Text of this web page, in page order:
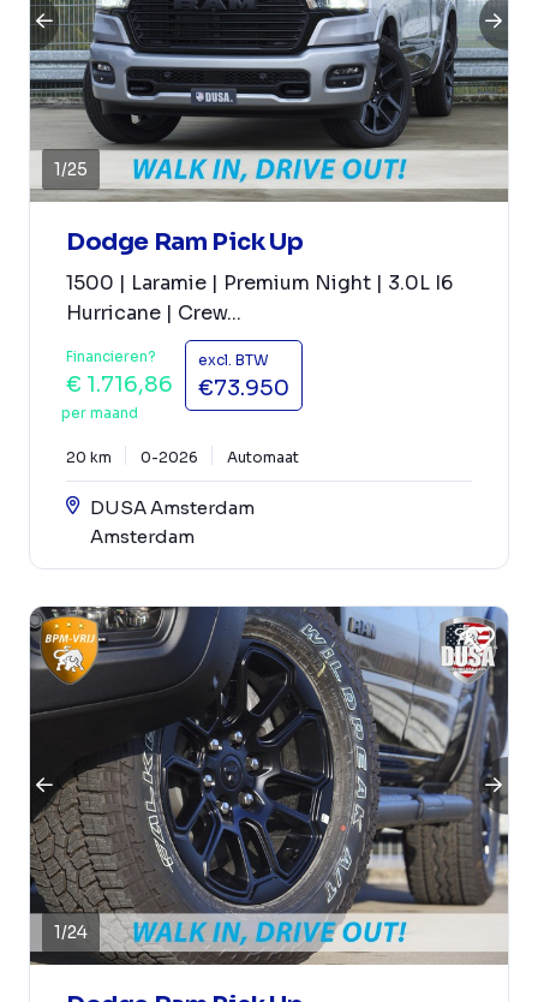
1/25
Dodge Ram Pick Up
1500 | Laramie | Premium Night | 3.0L I6
Hurricane | Crew...
Financieren?
€ 1.716,86
per maand
excl. BTW
€73.950
20 km 0-2026 Automaat
DUSA Amsterdam
Amsterdam
1/24